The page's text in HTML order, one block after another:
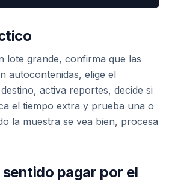
lote grande, confirma que las
autocontenidas, elige el
activa reportes, decide si
el tiempo extra y prueba una o
la muestra se vea bien, procesa
pagar por el